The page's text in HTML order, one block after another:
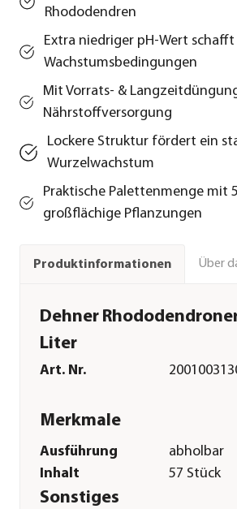
Rhododendren
Extra niedriger pH‑Wert
Wachstumsbedingungen
Mit Vorrats- &
Nährstoffversorgung
Lockere Struktur fördert ein
Wurzelwachstum
Praktische Palettenmenge mit
großflächige Pflanzungen
Produktinformationen Über
Dehner
Liter
Art. Nr.
Merkmale
Ausführung
abholbar
Inhalt
57 Stück
Sonstiges